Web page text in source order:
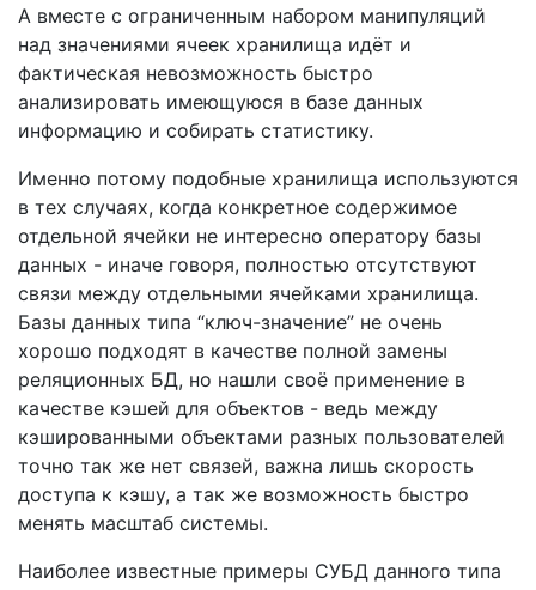
А вместе с ограниченным набором манипуляций
над значениями ячеек хранилища идёт и
фактическая невозможность быстро
анализировать имеющуюся в базе данных
информацию и собирать статистику.
Именно потому подобные хранилища используются
в тех случаях, когда конкретное содержимое
отдельной ячейки не интересно оператору базы
данных - иначе говоря, полностью отсутствуют
связи между отдельными ячейками хранилища.
Базы данных типа “ключ-значение” не очень
хорошо подходят в качестве полной замены
реляционных БД, но нашли своё применение в
качестве кэшей для объектов - ведь между
кэшированными объектами разных пользователей
точно так же нет связей, важна лишь скорость
доступа к кэшу, а так же возможность быстро
менять масштаб системы.
Наиболее известные примеры СУБД данного типа